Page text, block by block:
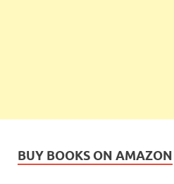
BUY BOOKS ON AMAZON